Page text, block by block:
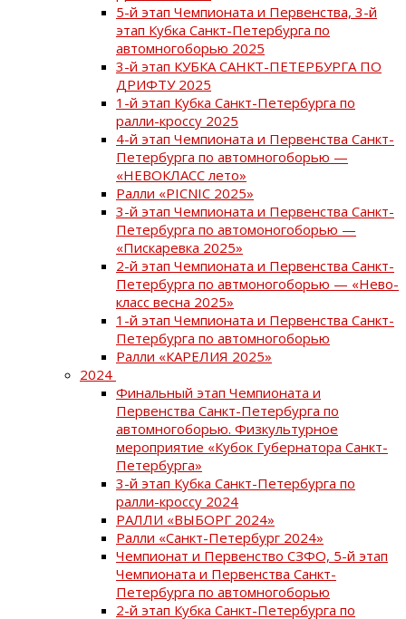
5-й этап Чемпионата и Первенства, 3-й
этап Кубка Санкт-Петербурга по
автомногоборью 2025
3-й этап КУБКА САНКТ-ПЕТЕРБУРГА ПО
ДРИФТУ 2025
1-й этап Кубка Санкт-Петербурга по
ралли-кроссу 2025
4-й этап Чемпионата и Первенства Санкт-
Петербурга по автомногоборью —
«НЕВОКЛАСС лето»
Ралли «PICNIC 2025»
3-й этап Чемпионата и Первенства Санкт-
Петербурга по автомоногоборью —
«Пискаревка 2025»
2-й этап Чемпионата и Первенства Санкт-
Петербурга по автмоногоборью — «Нево-
класс весна 2025»
1-й этап Чемпионата и Первенства Санкт-
Петербурга по автомногоборью
Ралли «КАРЕЛИЯ 2025»
2024
Финальный этап Чемпионата и
Первенства Санкт-Петербурга по
автомногоборью. Физкультурное
мероприятие «Кубок Губернатора Санкт-
Петербурга»
3-й этап Кубка Санкт-Петербурга по
ралли-кроссу 2024
РАЛЛИ «ВЫБОРГ 2024»
Ралли «Санкт-Петербург 2024»
Чемпионат и Первенство СЗФО, 5-й этап
Чемпионата и Первенства Санкт-
Петербурга по автомногоборью
2-й этап Кубка Санкт-Петербурга по